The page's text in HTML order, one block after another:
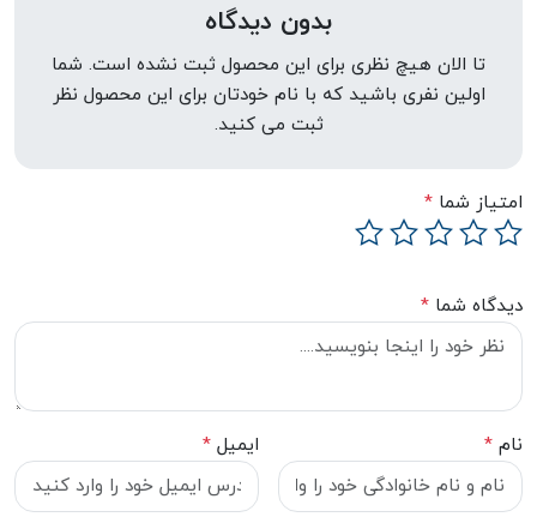
بدون دیدگاه
تا الان هیچ نظری برای این محصول ثبت نشده است. شما
اولین نفری باشید که با نام خودتان برای این محصول نظر
ثبت می کنید.
امتیاز شما *
دیدگاه شما *
نام * ایمیل *